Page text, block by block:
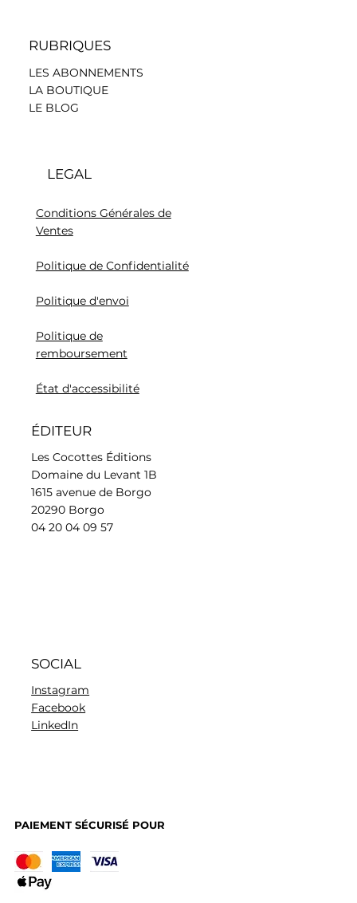
RUBRIQUES
LES ABONNEMENTS
LA BOUTIQUE
LE BLOG
LEGAL
Conditions Générales de
Ventes
Politique de Confidentialité
Politique d'envoi
Politique de
remboursement
État d'accessibilité
ÉDITEUR
Les Cocottes Éditions
Domaine du Levant 1B
1615 avenue de Borgo
20290 Borgo
04 20 04 09 57
SOCIAL
Instagram
Facebook
LinkedIn
PAIEMENT SÉCURISÉ POUR